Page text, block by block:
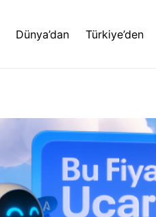
Dünya’dan Türkiye’den